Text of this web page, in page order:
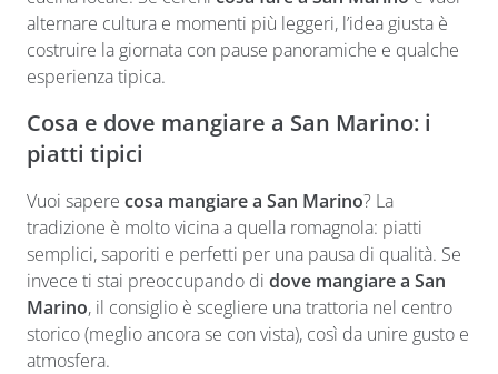
alternare cultura e momenti più leggeri, l’idea giusta è
costruire la giornata con pause panoramiche e qualche
esperienza tipica.
Cosa e dove mangiare a San Marino: i
piatti tipici
Vuoi sapere cosa mangiare a San Marino? La
tradizione è molto vicina a quella romagnola: piatti
semplici, saporiti e perfetti per una pausa di qualità. Se
invece ti stai preoccupando di dove mangiare a San
Marino, il consiglio è scegliere una trattoria nel centro
storico (meglio ancora se con vista), così da unire gusto e
atmosfera.